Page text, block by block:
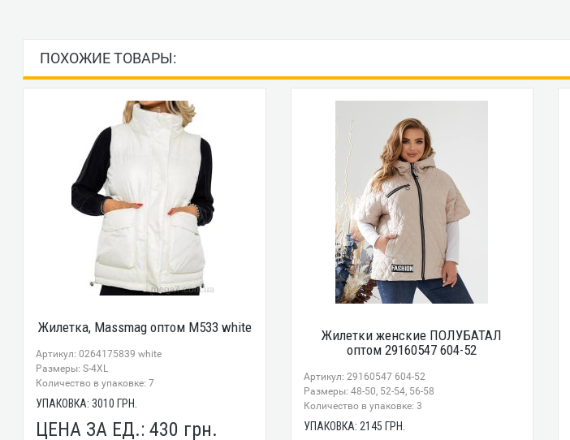
ПОХОЖИЕ ТОВАРЫ:
Жилетка, Massmag оптом M533 white
Артикул: 0264175839 white
Размеры: S-4XL
Количество в упаковке: 7
УПАКОВКА:3010 ГРН.
ЦЕНА ЗА ЕД.:430 грн.
Жилетки женские ПОЛУБАТАЛ
оптом 29160547 604-52
Артикул: 29160547 604-52
Размеры: 48-50, 52-54, 56-58
Количество в упаковке: 3
УПАКОВКА: 2145 ГРН.